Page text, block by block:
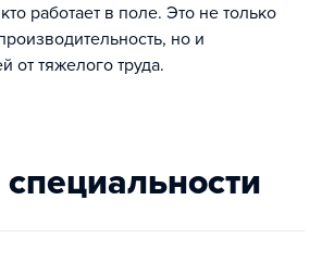
работает в поле. Это не только
но и
от тяжелого труда.